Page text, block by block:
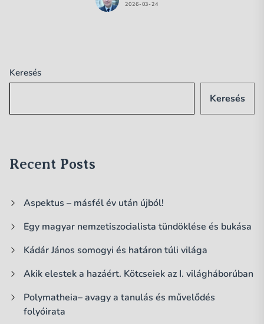
2026-03-24
Keresés
Keresés
Recent Posts
Aspektus – másfél év után újból!
Egy magyar nemzetiszocialista tündöklése és bukása
Kádár János somogyi és határon túli világa
Akik elestek a hazáért. Kötcseiek az I. világháborúban
Polymatheia– avagy a tanulás és művelődés
folyóirata